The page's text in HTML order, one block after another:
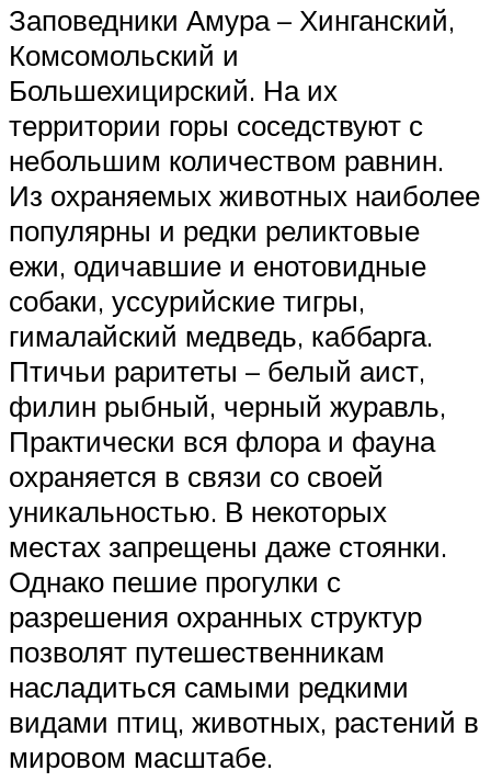
Заповедники Амура – Хинганский,
Комсомольский и
Большехицирский. На их
территории горы соседствуют с
небольшим количеством равнин.
Из охраняемых животных наиболее
популярны и редки реликтовые
ежи, одичавшие и енотовидные
собаки, уссурийские тигры,
гималайский медведь, каббарга.
Птичьи раритеты – белый аист,
филин рыбный, черный журавль,
Практически вся флора и фауна
охраняется в связи со своей
уникальностью. В некоторых
местах запрещены даже стоянки.
Однако пешие прогулки с
разрешения охранных структур
позволят путешественникам
насладиться самыми редкими
видами птиц, животных, растений в
мировом масштабе.